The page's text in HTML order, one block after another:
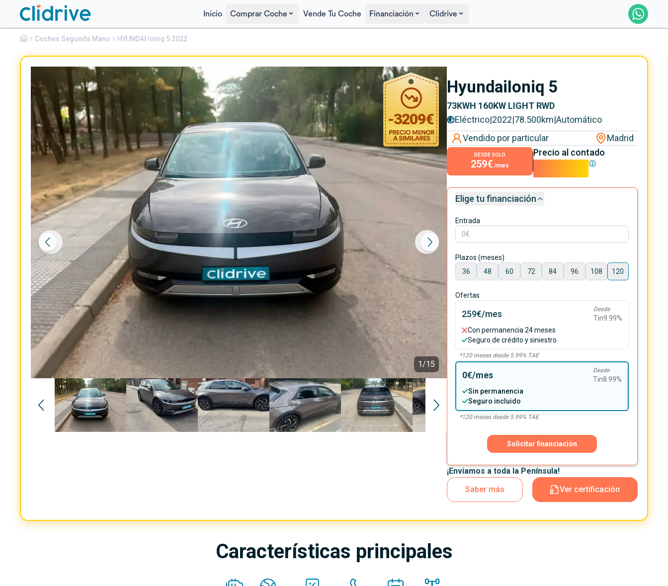
Inicio Comprar Coche Vende Tu Coche Financiación Clidrive
Coches Segunda Mano HYUNDAI Ioniq 5 2022
1/15
-3209€
HyundaiIoniq 5
73KWH 160KW LIGHT RWD
23.490€
HyundaiIoniq 5
73KWH 160KW LIGHT RWD
Eléctrico|2022|78.500km|Automático
Vendido por particular
Madrid
DESDE SOLO
259€ /mes
Precio al contado
23.490€
Elige tu financiación
Entrada
Plazos (meses)
36
48 60 72 84 96 108 120
Ofertas
259€/mes Desde
Tin9.99%
Con permanencia 24 meses
Seguro de crédito y siniestro
*120meses desde 5.99% TAE
0€/mes Desde
Tin8.99%
Sin permanencia
Seguro incluido
*120meses desde 5.99% TAE
Solicitar financiación
¡Enviamos a toda la Península!
Saber más
Ver certificación
Características principales